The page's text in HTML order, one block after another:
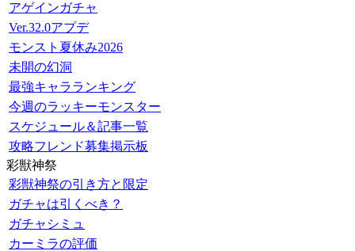
アゲインガチャ
Ver.32.0アプデ
モンスト夏休み2026
未開の幻洞
最強キャラランキング
今週のラッキーモンスター
スケジュール＆記事一覧
攻略フレンド募集掲示板
彩獣神祭
彩獣神祭の引き方と限定
ガチャは引くべき？
ガチャシミュ
カーミラの評価